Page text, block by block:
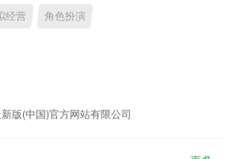
经营 角色扮演
版(中国)官方网站有限公司